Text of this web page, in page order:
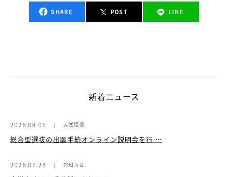
SHARE POST LINE
新着ニュース
2026.08.06 入試情報
総合型選抜の出願手続オンライン説明会を行 …
2026.07.28 お知らせ